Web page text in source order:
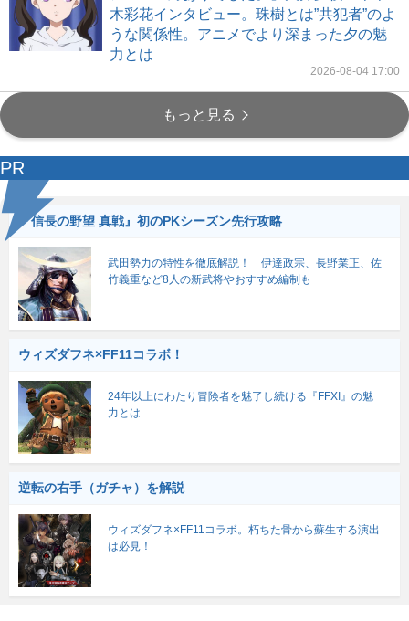
木彩花インタビュー。珠樹とは”共犯者”のよ
うな関係性。アニメでより深まった夕の魅
力とは
2026-08-04 17:00
もっと見る
PR
『信長の野望 真戦』初のPKシーズン先行攻略
武田勢力の特性を徹底解説！ 伊達政宗、長野業正、佐
竹義重など8人の新武将やおすすめ編制も
ウィズダフネ×FF11コラボ！
24年以上にわたり冒険者を魅了し続ける『FFXI』の魅
力とは
逆転の右手（ガチャ）を解説
ウィズダフネ×FF11コラボ。朽ちた骨から蘇生する演出
は必見！